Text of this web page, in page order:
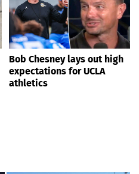
Bob Chesney lays out high
expectations for UCLA
athletics